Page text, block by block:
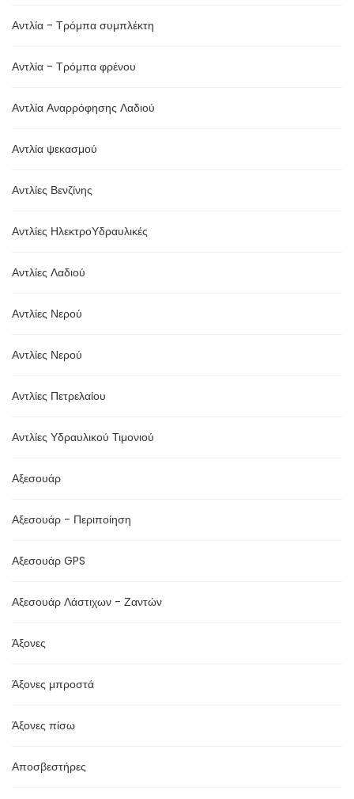
Αντλία - Τρόμπα συμπλέκτη
Αντλία - Τρόμπα φρένου
Αντλία Αναρρόφησης Λαδιού
Αντλία ψεκασμού
Αντλίες Βενζίνης
Αντλίες ΗλεκτροΥδραυλικές
Αντλίες Λαδιού
Αντλίες Νερού
Αντλίες Νερού
Αντλίες Πετρελαίου
Αντλίες Υδραυλικού Τιμονιού
Αξεσουάρ
Αξεσουάρ - Περιποίηση
Αξεσουάρ GPS
Αξεσουάρ Λάστιχων - Ζαντών
Άξονες
Άξονες μπροστά
Άξονες πίσω
Αποσβεστήρες